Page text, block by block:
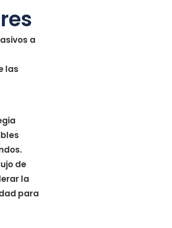
a
las
de
la
para